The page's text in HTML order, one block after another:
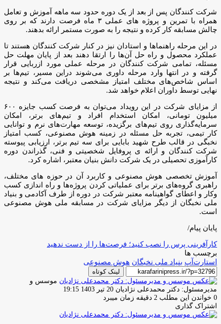
شرکت کنندگان پس از بعد از یک دوره حدود سه ماهه آموزش و تعامل
همراه با تمرین و پروژه های عملی ۳ ماه فرصت دارند که بر روی
چالش مسابقه کار کرده و نتیجه را به صورت مستمر ارائه بدهند.
در این مرحله راهنماها و استادان نیز در کنار شرکت کنندگان هستند تا
عملکرد محصول و راه حل آن‌ها را ارتقا دهند بعد از پایان مهلت حل
مسئله، تمامی شرکت کنندگان در مرحله عملی مورد ازربایی قرار
گرفته و در انتها وارد مرحله داوری می‌شوند دراین مسیر، تیم‌ها بر
اساس شاخص‌های مختلف امتیاز مشخصی دریافت می‌کند و نتیجه
نهایی توسط داوران اعلام خواهد شد.
از مزایای شرکت در این رویداد می‌توان به فرصت کسب جایزه ۶۰۰
میلیون تومانی، امکان استخدام افراد و تیم‌های برتر، امکان
سرمایه‌گذاری روی تیم‌های برگزیده، توسعه مهارت‌های نرم و توانایی
کار تیمی، تجربه حل مسئله در زمینه هوش مصنوعی، کسب امتیاز
نخبگی در قالب طرح شهید بابایی برای سه تیم برتر، ارزیابی پیوسته
شرکت کنندگان و ارائه ی پروفایل شخصیتی و فنی، گذراندن دوره
کارآموزی تحصیلی در یک شرکت دانش بنیان معتبر، اشاره کرد.
آموزش تخصصی هوش مصنوعی و کاربرد آن در حوزه های مختلف،
راهبری گروه‌های برتر برای عملیاتی کردن پروژه‌ها و راه اندازی کسب
وکار و اعطای گواهینامه معتبر شرکت در دوره از طرف آکادمی و بنیاد
ملی نخبگان از دیگر مزایای شرکت در مسابقه ملی هوش مصنوعی
است.
پایان پیام/
کارآفرینی پرس را نصب کنید؛ فرصت‌ها را از دست ندهید
برچسب ها
استارت‌آپ بنیاد ملی نخبگان هوش مصنوعی
لینک کوتاه
موسس و
مدیرمسئول: دکتر محمدعلی نژادیان ارسال
ایمیل
20 تیر 1403 19:15
0 خواندن این مطلب 2 دقیقه زمان میبرد
اشتراک گذاری
فیس
توئیتر
لینکدین
واتس
تلگرام
اشتراک
چاپ